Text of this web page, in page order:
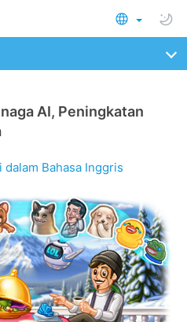
AI, Peningkatan
Bahasa Inggris